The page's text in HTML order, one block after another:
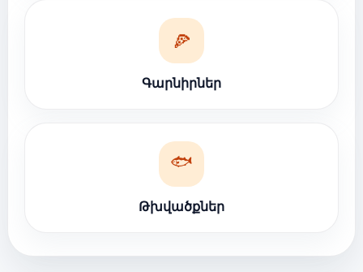
🍕
Գարնիրներ
🐟
Թխվածքներ